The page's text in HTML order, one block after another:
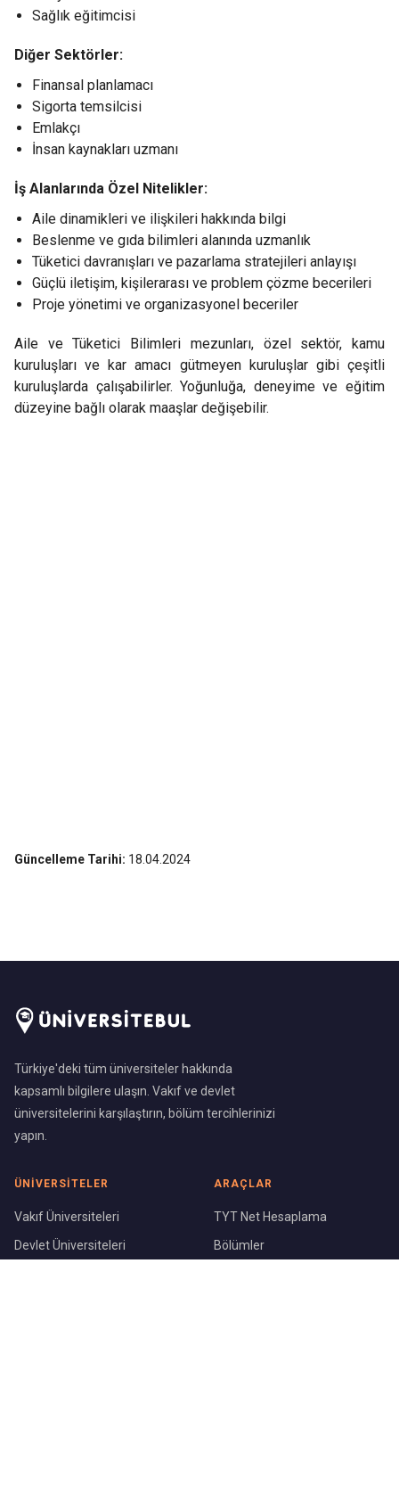
Sağlık eğitimcisi
Diğer Sektörler:
Finansal planlamacı
Sigorta temsilcisi
Emlakçı
İnsan kaynakları uzmanı
İş Alanlarında Özel Nitelikler:
Aile dinamikleri ve ilişkileri hakkında bilgi
Beslenme ve gıda bilimleri alanında uzmanlık
Tüketici davranışları ve pazarlama stratejileri anlayışı
Güçlü iletişim, kişilerarası ve problem çözme becerileri
Proje yönetimi ve organizasyonel beceriler
Aile ve Tüketici Bilimleri mezunları, özel sektör, kamu
kuruluşları ve kar amacı gütmeyen kuruluşlar gibi çeşitli
kuruluşlarda çalışabilirler. Yoğunluğa, deneyime ve eğitim
düzeyine bağlı olarak maaşlar değişebilir.
Güncelleme Tarihi: 18.04.2024
Türkiye'deki tüm üniversiteler hakkında
kapsamlı bilgilere ulaşın. Vakıf ve devlet
üniversitelerini karşılaştırın, bölüm tercihlerinizi
yapın.
ÜNIVERSITELER
Vakıf Üniversiteleri
Devlet Üniversiteleri
ARAÇLAR
TYT Net Hesaplama
Bölümler